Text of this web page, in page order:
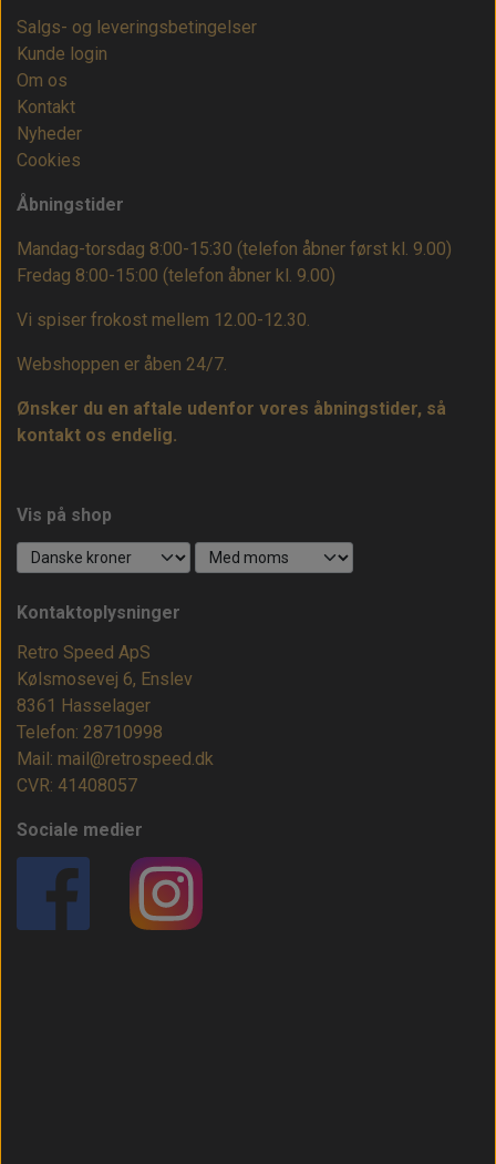
Salgs- og leveringsbetingelser
Kunde login
Om os
Kontakt
Nyheder
Cookies
Åbningstider
Mandag-torsdag 8:00-15:30 (telefon åbner først kl. 9.00)
Fredag 8:00-15:00 (telefon åbner kl. 9.00)
Vi spiser frokost mellem 12.00-12.30.
Webshoppen er åben 24/7.
Ønsker du en aftale udenfor vores åbningstider, så
kontakt os endelig.
Vis på shop
Kontaktoplysninger
Retro Speed ApS
Kølsmosevej 6, Enslev
8361 Hasselager
Telefon: 28710998
Mail: mail@retrospeed.dk
CVR: 41408057
Sociale medier